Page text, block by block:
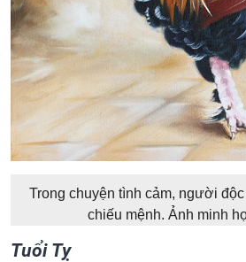
Trong chuyện tình cảm, người
chiếu mệnh. Ảnh minh
Tuổi Tỵ